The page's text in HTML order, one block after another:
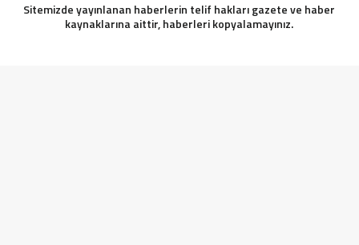
Sitemizde yayınlanan haberlerin telif hakları gazete ve haber
kaynaklarına aittir, haberleri kopyalamayınız.